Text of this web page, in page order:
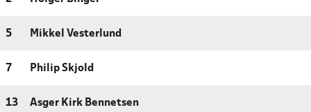
5 Mikkel Vesterlund
7 Philip Skjold
13 Asger Kirk Bennetsen